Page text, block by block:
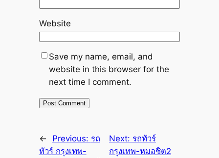
Website
Save my name, email, and
website in this browser for the
next time I comment.
← Previous: รถ
ทัวร์ กรุงเทพ-
Next: รถทัวร์
กรุงเทพ-หมอชิต2